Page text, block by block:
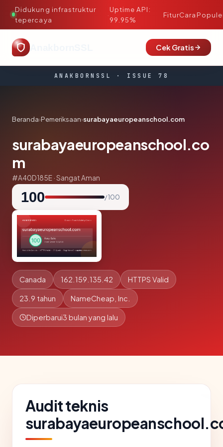
Didukung infrastruktur
tepercaya
·
Uptime API:
99.95%
FiturCara
Cek Gratis
ANAKBORNSSL · ISSUE 78
Beranda›Pemeriksaan›surabayaeuropeanschool.com
surabayaeuropeanschool.co
m
#A40D185E · Sangat Aman
100 / 100
Canada 162.159.135.42 HTTPS Valid
23.9 tahun NameCheap, Inc.
Diperbarui3 bulan yang lalu
Audit teknis